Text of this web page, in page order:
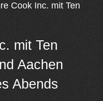
Cook Inc. mit Ten
mit Ten
Aachen
Abends